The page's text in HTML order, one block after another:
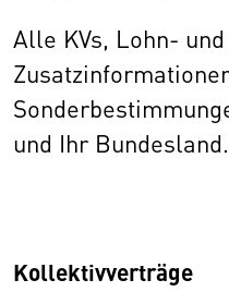
Alle KVs, Lohn-
und Ihr Bundesland.
Kollektivverträge